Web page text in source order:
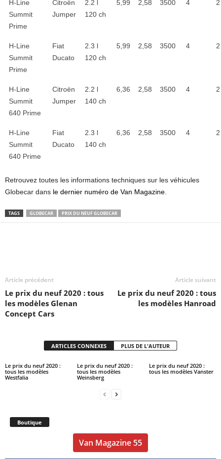
H-Line
Summit
Prime
Citroën
Jumper
2.2 l
120 ch
5,99 2,58 3500 4 2
H-Line
Summit
Prime
Fiat
Ducato
2.3 l
120 ch
5,99 2,58 3500 4 2
H-Line
Summit
640 Prime
Citroën
Jumper
2.2 l
140 ch
6,36 2,58 3500 4 2
H-Line
Summit
640 Prime
Fiat
Ducato
2.3 l
140 ch
6,36 2,58 3500 4 2
Retrouvez toutes les informations techniques sur les véhicules
Globecar dans le dernier numéro de Van Magazine
TAGS GLOBECAR PRIX DU NEUF GLOBECAR
Article précédent
Le prix du neuf 2020 : tous
les modèles Glenan
Concept Cars
Article suivant
Le prix du neuf 2020 : tous
les modèles Hanroad
ARTICLES CONNEXES PLUS DE L'AUTEUR
Le prix du neuf 2020 :
tous les modèles
Westfalia
Le prix du neuf 2020 :
tous les modèles
Weinsberg
Le prix du neuf 2020 :
tous les modèles Vanster
Boutique
Van Magazine 55